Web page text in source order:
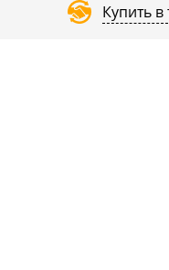
Купить в